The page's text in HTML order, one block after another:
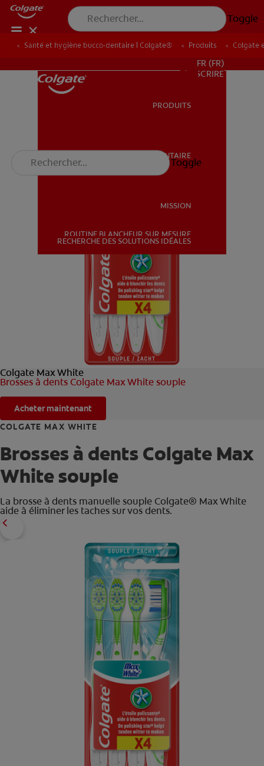
Toggle
SANTÉ BUCCO-DENTAIRE
ROUTINE BLANCHEUR SUR MESURE
RECHERCHE DES SOLUTIONS IDÉALES
POUR LES PROFESSIONNELS
POUR LES PROFESSIONNELS
FR (FR)
S’INSCRIRE
PRODUITS
SANTÉ BUCCO-DENTAIRE
MISSION
ROUTINE BLANCHEUR SUR MESURE
RECHERCHE DES SOLUTIONS IDÉALES
Toggle
Santé et hygiène bucco-dentaire | Colgate® Produits Colgate
Colgate Max White
Brosses à dents Colgate Max White souple
Acheter maintenant
COLGATE MAX WHITE
Brosses à dents Colgate Max
White souple
La brosse à dents manuelle souple Colgate® Max White
aide à éliminer les taches sur vos dents.